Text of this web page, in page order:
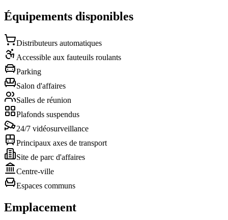
Équipements disponibles
Distributeurs automatiques
Accessible aux fauteuils roulants
Parking
Salon d'affaires
Salles de réunion
Plafonds suspendus
24/7 vidéosurveillance
Principaux axes de transport
Site de parc d'affaires
Centre-ville
Espaces communs
Emplacement